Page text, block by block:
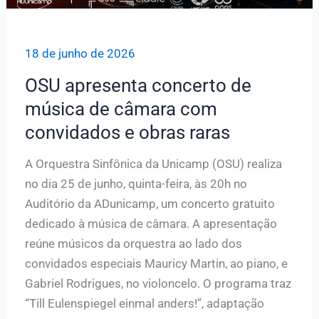
18 de junho de 2026
OSU apresenta concerto de
música de câmara com
convidados e obras raras
A Orquestra Sinfônica da Unicamp (OSU) realiza
no dia 25 de junho, quinta-feira, às 20h no
Auditório da ADunicamp, um concerto gratuito
dedicado à música de câmara. A apresentação
reúne músicos da orquestra ao lado dos
convidados especiais Mauricy Martin, ao piano, e
Gabriel Rodrigues, no violoncelo. O programa traz
“Till Eulenspiegel einmal anders!”, adaptação